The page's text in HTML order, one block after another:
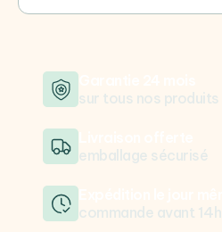
sur tous nos produits
emballage sécurisé
commande avant 14h